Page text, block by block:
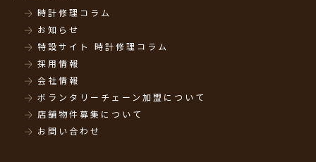
時計修理コラム
お知らせ
特設サイト 時計修理コラム
採用情報
会社情報
ボランタリーチェーン加盟について
店舗物件募集について
お問い合わせ